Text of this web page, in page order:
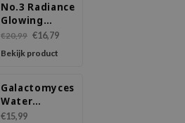
No.3 Radiance
Glowing
Jumbo
Essence Pad
€20,99 €16,79
Bekijk product
Galactomyces
Water
Essence
€15,99